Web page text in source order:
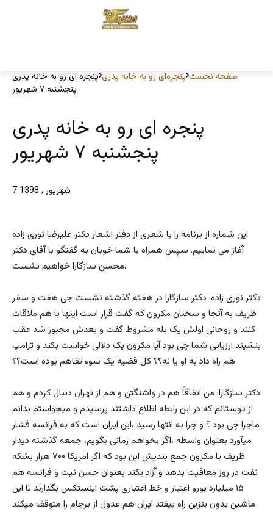
صفحه نخست پنجره‌ای رو به خانه پدری پنجره ای رو به خانه پدری
پنجره ای رو به خانه پدری
7 شهریور , 1398
این شماره از برنامه را با شعری از دفتر اشعار دکتر علیرضا نوری زاده
آغاز می نماییم. سپس همراه با شما خوبان به گفتگو با آقای دکتر
محسن سازگارا خواهیم نشست.
دکتر نوری زاده: دکتر سازگارا در هفته گذشته نشست جی هفت و سفر
ظریف به آنجا و سخنان مکرون که گفت قرار است اینها با هم ملاقات
کنند و روحانی اولش یک بله مشروط گفت و بعدش مجبور شد عقب
بنشیند ارزیابی شما چی بود آیا مکرون یک دلالی خواست بکند و ترامپ
هم راه داد به او یا نه؟؟ کل قضیه یک سوء تفاهم بوده است؟؟
دکتر سازگارا: من اتفاقاً هم در واشنگتن و هم از تهران دنبال کردم و هم
از دوستانم که در این رابطه اطلاع داشتند پرسیدم و میخواستم بدانم
ماجرا چی بود ؟ و چرا به انتها رسید ،این ایران است که به فرانسه فشار
میآورد بعنوان واسطه ،اگر بخواهم زمانی بگویم، جمعه گذشته دیدار
ظریف با مکرون جمع بندیش این بود که اگر امریکا ۷۰۰ هزار بشکه
نفت در روز معافیت بدهد و آزاد بکند بعنوان حسن نیت و فرانسه هم
۱۵ میلیارد یورو اعتبار و خط اعتباری پشت اینستکس بگذارند تا این
ماشین بدون بنزین راه بیفتد ایران هم عدول از برجام را متوقف میکند